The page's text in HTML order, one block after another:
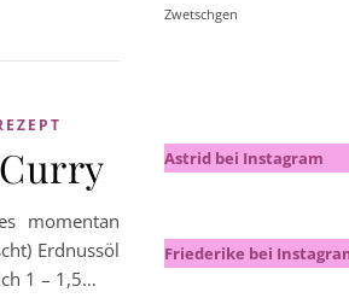
momentan
Erdnussöl
1 – 1,5…
Zwetschgen
Astrid bei Instagram
Friederike bei